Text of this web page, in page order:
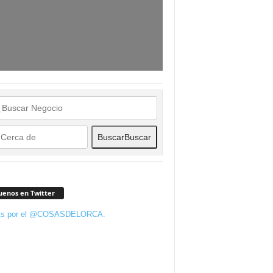
BuscarBuscar
en Twitter
por el @COSASDELORCA.